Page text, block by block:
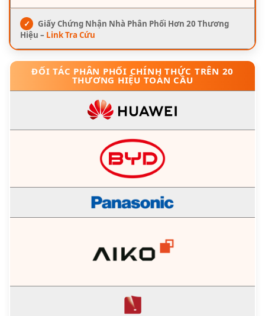
✓
Giấy Chứng Nhận Nhà Phân Phối Hơn 20 Thương
Hiệu – Link Tra Cứu
ĐỐI TÁC PHÂN PHỐI CHÍNH THỨC TRÊN 20
THƯƠNG HIỆU TOÀN CẦU